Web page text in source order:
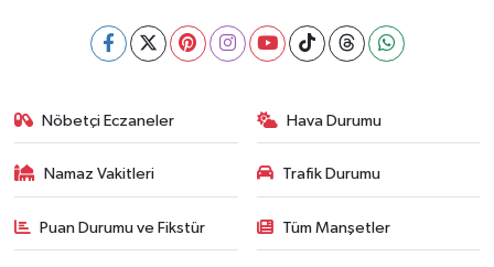
Nöbetçi Eczaneler Hava Durumu
Namaz Vakitleri Trafik Durumu
Puan Durumu ve Fikstür Tüm Manşetler